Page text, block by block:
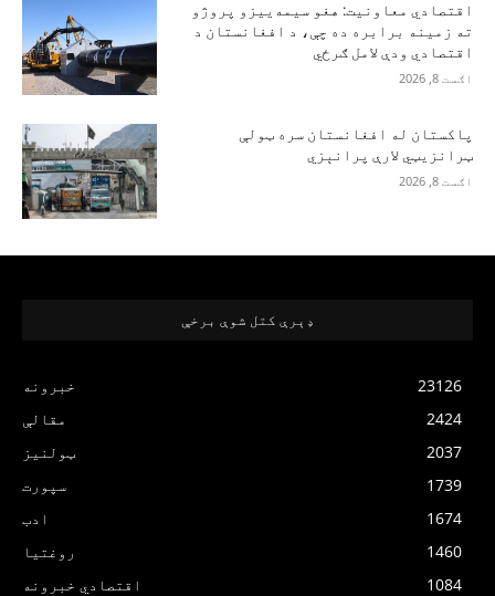
اقتصادي معاونیت: هغو سیمه‌ییزو پروژو
ته زمینه برابره ده چې، د افغانستان د
اقتصادي ودې لامل ګرځي
اګست 8, 2026
پاکستان له افغانستان سره ټولې
ټرانزیټي لارې پرانېزي
اګست 8, 2026
ډېرې کتل شوې برخې
خبرونه
23126
مقالې
2424
ټولنیز
2037
سپورت
1739
ادب
1674
روغتیا
1460
اقتصادي خبرونه
1084